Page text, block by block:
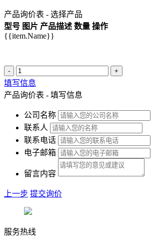
产品询价表 - 选择产品
型号 图片 产品描述 数量 操作
{{item.Name}}
- +
填写信息
产品询价表 - 填写信息
公司名称
联系人
联系电话
电子邮箱
留言内容
上一步 提交询价
服务热线